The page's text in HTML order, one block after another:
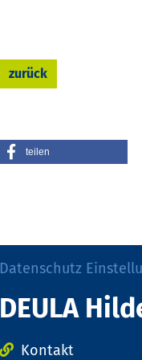
zurück
teilen
Datenschutz
DEULA
Kontakt